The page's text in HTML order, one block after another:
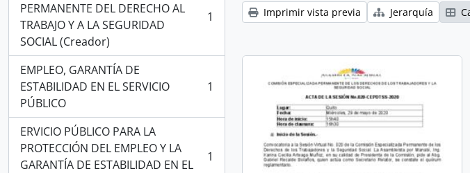
PERMANENTE DEL DERECHO AL
TRABAJO Y A LA SEGURIDAD
SOCIAL (Creador)
, 1 resultados 1
EMPLEO, GARANTÍA DE
ESTABILIDAD EN EL SERVICIO
PÚBLICO
, 1 resultados 1
ERVICIO PÚBLICO PARA LA
PROTECCIÓN DEL EMPLEO Y LA
GARANTÍA DE ESTABILIDAD EN EL
, 1 resultados 1
Imprimir vista previa Jerarquía